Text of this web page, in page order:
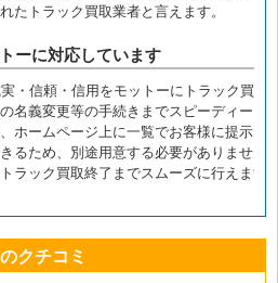
たトラック買取業者と言えます。
ーに対応しています
・信頼・信用をモットーにトラック買取
名義変更等の手続きまでスピーディーに
ホームページ上に一覧でお客様に提示し
るため、別途用意する必要がありません
ラック買取終了までスムーズに行えます
クチコミ